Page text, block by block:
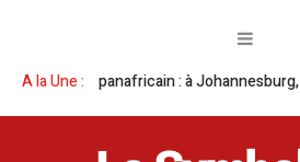
A la Une :Aimé Boji Sangara multiplie les